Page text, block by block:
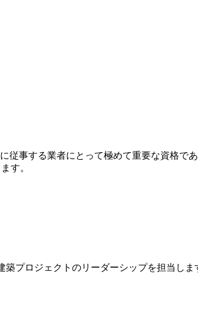
事する業者にとって極めて重要な資格で
す。
プロジェクトのリーダーシップを担当し